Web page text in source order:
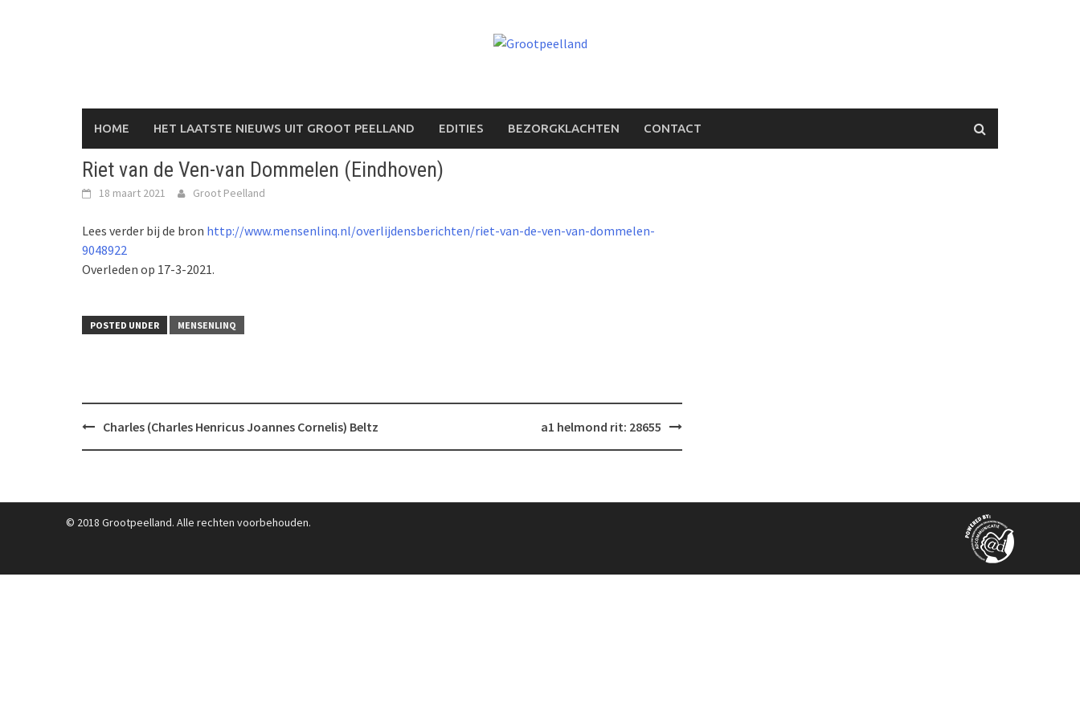
HOME HET LAATSTE NIEUWS UIT GROOT PEELLAND EDITIES BEZORGKLACHTEN CONTACT
Riet van de Ven-van Dommelen (Eindhoven)
18 maart 2021 Groot Peelland
Lees verder bij de bron http://www.mensenlinq.nl/overlijdensberichten/riet-van-de-ven-van-dommelen-
9048922
Overleden op 17-3-2021.
POSTED UNDER MENSENLINQ
Post
navigation
Charles (Charles Henricus Joannes Cornelis) Beltz a1 helmond rit: 28655
© 2018 Grootpeelland. Alle rechten voorbehouden.